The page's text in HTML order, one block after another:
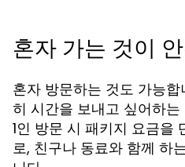
혼자 가는 것이
혼자 방문하는 것도 가능
히 시간을 보내고 싶어하
1인 방문 시 패키지 요금을
로, 친구나 동료와 함께 하